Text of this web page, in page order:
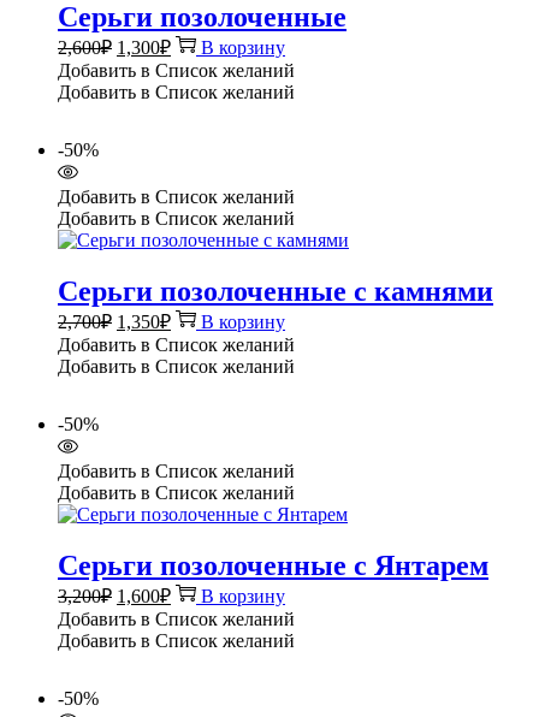
Серьги позолоченные
2,600₽ Первоначальная
цена
составляла
1,300₽Текущая
цена:
1,300₽.
В корзину
Добавить в Список желаний
Добавить в Список желаний
-50%
Добавить в Список желаний
Добавить в Список желаний
Серьги позолоченные с камнями
2,700₽ Первоначальная
цена
составляла
1,350₽Текущая
цена:
1,350₽.
В корзину
Добавить в Список желаний
Добавить в Список желаний
-50%
Добавить в Список желаний
Добавить в Список желаний
Серьги позолоченные с Янтарем
3,200₽ Первоначальная
цена
составляла
1,600₽Текущая
цена:
1,600₽.
В корзину
Добавить в Список желаний
Добавить в Список желаний
-50%